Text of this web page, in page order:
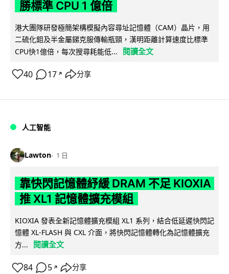
勝標準 CPU 1 億倍
港大團隊研發極簡架構模擬內容尋址記憶體（CAM）晶片，用
二硫化鉬及半金屬銻克服傳輸瓶頸，漢明距離計算速度比標準
CPU快1億倍，每次搜尋耗能低...
閱讀全文
40 17 ↗ 分享
人工智能
Lawton 1 日
靠快閃記憶體紓緩 DRAM 不足 KIOXIA
推 XL1 記憶體擴充模組
KIOXIA 發表全新記憶體擴充模組 XL1 系列，結合低延遲快閃記
憶體 XL-FLASH 與 CXL 介面，將快閃記憶體轉化為記憶體擴充
方...
閱讀全文
84 5 ↗ 分享